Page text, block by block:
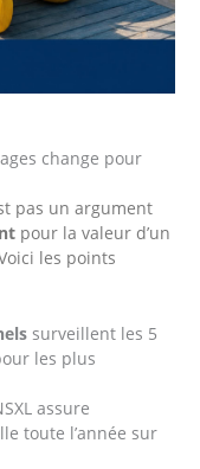
change pour
pas un argument
pour la valeur d’un
les points
surveillent les 5
les plus
assure
toute l’année sur